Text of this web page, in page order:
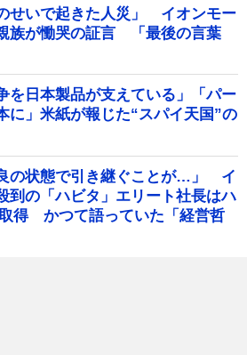
せいで起きた人災」 イオンモー
族が慟哭の証言 「最後の言葉
を日本製品が支えている」「パー
に」米紙が報じた“スパイ天国”の
良の状態で引き継ぐことが…」 イ
到の「ハビタ」エリート社長はハ
得 かつて語っていた「経営哲